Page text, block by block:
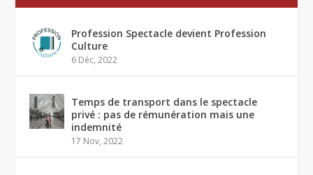
Profession Spectacle devient Profession
Culture
6 Déc, 2022
Temps de transport dans le spectacle
privé : pas de rémunération mais une
indemnité
17 Nov, 2022